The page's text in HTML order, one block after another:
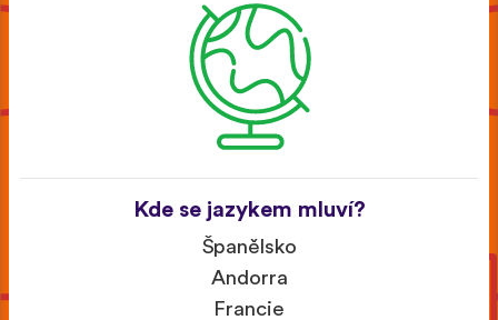
Kde se jazykem mluví?
Španělsko
Andorra
Francie